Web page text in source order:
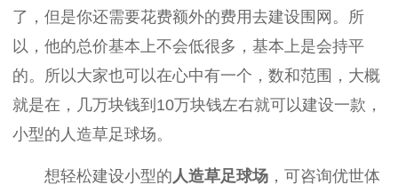
了，但是你还需要花费额外的费用去建设围网。所
以，他的总价基本上不会低很多，基本上是会持平
的。所以大家也可以在心中有一个，数和范围，大概
就是在，几万块钱到10万块钱左右就可以建设一款，
小型的人造草足球场。
想轻松建设小型的 人造草足球场 ，可咨询优世体